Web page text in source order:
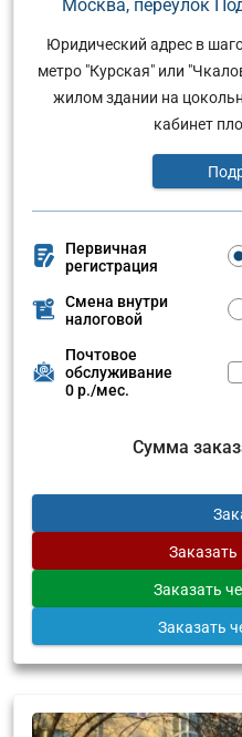
Москва, переулок
Юридический адрес в
метро "Курская" или
жилом здании на
кабинет
Первичная
регистрация
Смена внутри
налоговой
Почтовое
обслуживание
0 р./мес.
Сумма
Заказать
Заказать
Заказать